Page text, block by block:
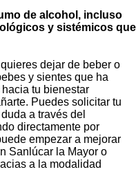
de alcohol, incluso
y sistémicos que
dejar de beber o
y sientes que ha
hacia tu bienestar
Puedes solicitar tu
a través del
directamente por
empezar a mejorar
Sanlúcar la Mayor o
a la modalidad